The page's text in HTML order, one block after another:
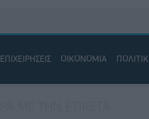
ΕΠΙΧΕΙΡΗΣΕΙΣ ΟΙΚΟΝΟΜΙΑ